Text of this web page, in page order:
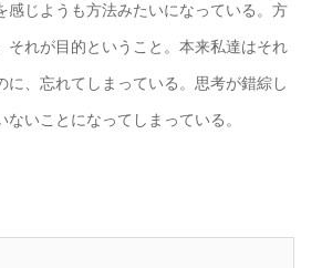
感じようも方法みたいになっている。方
それが目的ということ。本来私達はそれ
に、忘れてしまっている。思考が錯綜し
いことになってしまっている。